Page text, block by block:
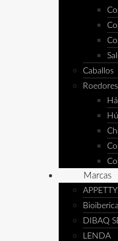
Caballos
Roedores
Marcas
Bioiberica
DIBAQ
LENDA